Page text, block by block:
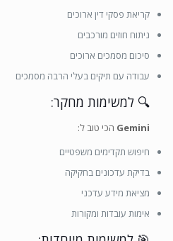
קריאת פסקי דין ארוכים
ניתוח חוזים מורכבים
סיכום מסמכים ארוכים
עבודה עם תיקים בעלי הרבה מסמכים
🔍 למשימות מחקר:
Gemini הכי טוב ל:
חיפוש תקדימים משפטיים
בדיקת עדכונים בחקיקה
מציאת מידע עדכני
אימות עובדות ומקורות